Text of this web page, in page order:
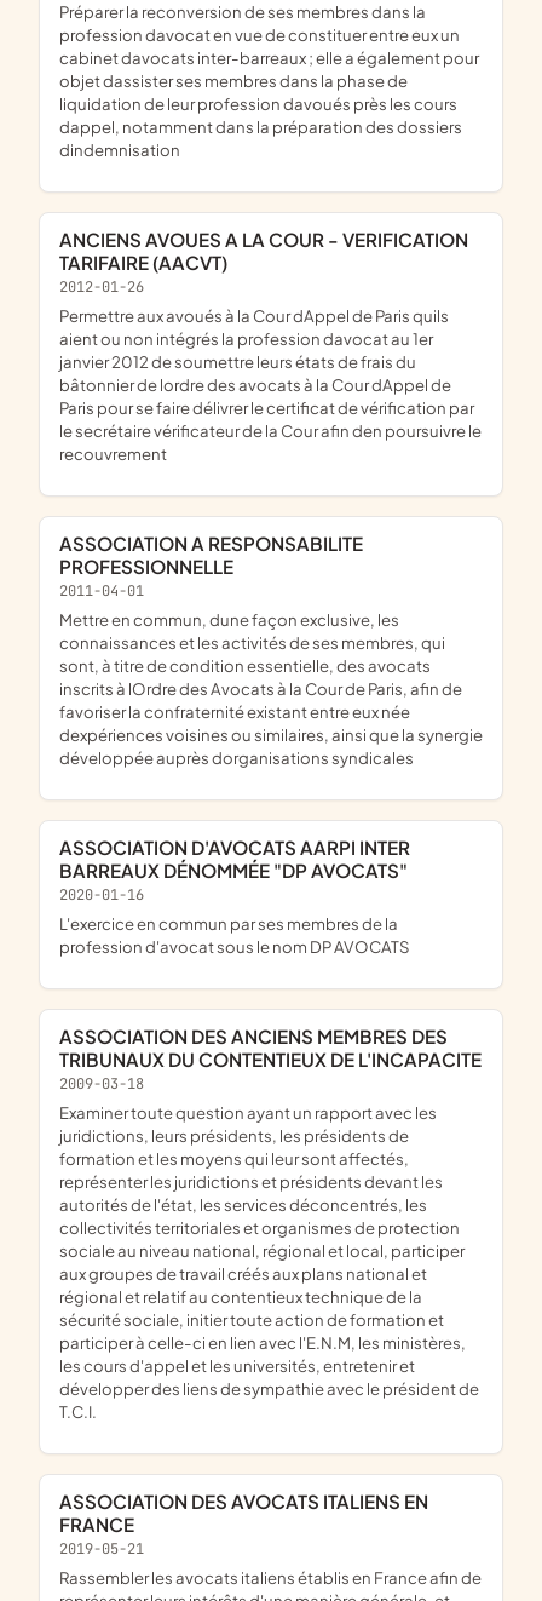
préparer la reconversion de ses membres dans la
profession davocat en vue de constituer entre eux un
cabinet davocats inter-barreaux ; elle a également pour
objet dassister ses membres dans la phase de
liquidation de leur profession davoués près les cours
dappel, notamment dans la préparation des dossiers
dindemnisation
ANCIENS AVOUES A LA COUR - VERIFICATION
TARIFAIRE (AACVT)
2012-01-26
permettre aux avoués à la Cour dAppel de Paris quils
aient ou non intégrés la profession davocat au 1er
janvier 2012 de soumettre leurs états de frais du
bâtonnier de lordre des avocats à la Cour dAppel de
Paris pour se faire délivrer le certificat de vérification par
le secrétaire vérificateur de la Cour afin den poursuivre le
recouvrement
ASSOCIATION A RESPONSABILITE
PROFESSIONNELLE
2011-04-01
mettre en commun, dune façon exclusive, les
connaissances et les activités de ses membres, qui
sont, à titre de condition essentielle, des avocats
inscrits à lOrdre des Avocats à la Cour de Paris, afin de
favoriser la confraternité existant entre eux née
dexpériences voisines ou similaires, ainsi que la synergie
développée auprès dorganisations syndicales
ASSOCIATION D'AVOCATS AARPI INTER
BARREAUX DÉNOMMÉE "DP AVOCATS"
2020-01-16
l'exercice en commun par ses membres de la
profession d'avocat sous le nom DP AVOCATS
ASSOCIATION DES ANCIENS MEMBRES DES
TRIBUNAUX DU CONTENTIEUX DE L'INCAPACITE
2009-03-18
examiner toute question ayant un rapport avec les
juridictions, leurs présidents, les présidents de
formation et les moyens qui leur sont affectés,
représenter les juridictions et présidents devant les
autorités de l'état, les services déconcentrés, les
collectivités territoriales et organismes de protection
sociale au niveau national, régional et local, participer
aux groupes de travail créés aux plans national et
régional et relatif au contentieux technique de la
sécurité sociale, initier toute action de formation et
participer à celle-ci en lien avec l'E.N.M, les ministères,
les cours d'appel et les universités, entretenir et
développer des liens de sympathie avec le président de
T.C.I.
ASSOCIATION DES AVOCATS ITALIENS EN
FRANCE
2019-05-21
rassembler les avocats italiens établis en France afin de